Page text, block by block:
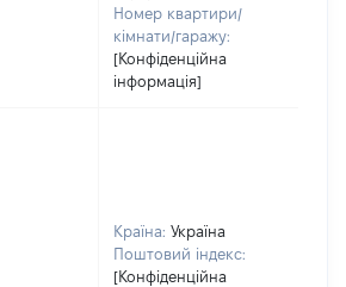
Номер квартири/
кімнати/гаражу:
[Конфіденційна
інформація]
Країна: Україна
Поштовий індекс:
[Конфіденційна